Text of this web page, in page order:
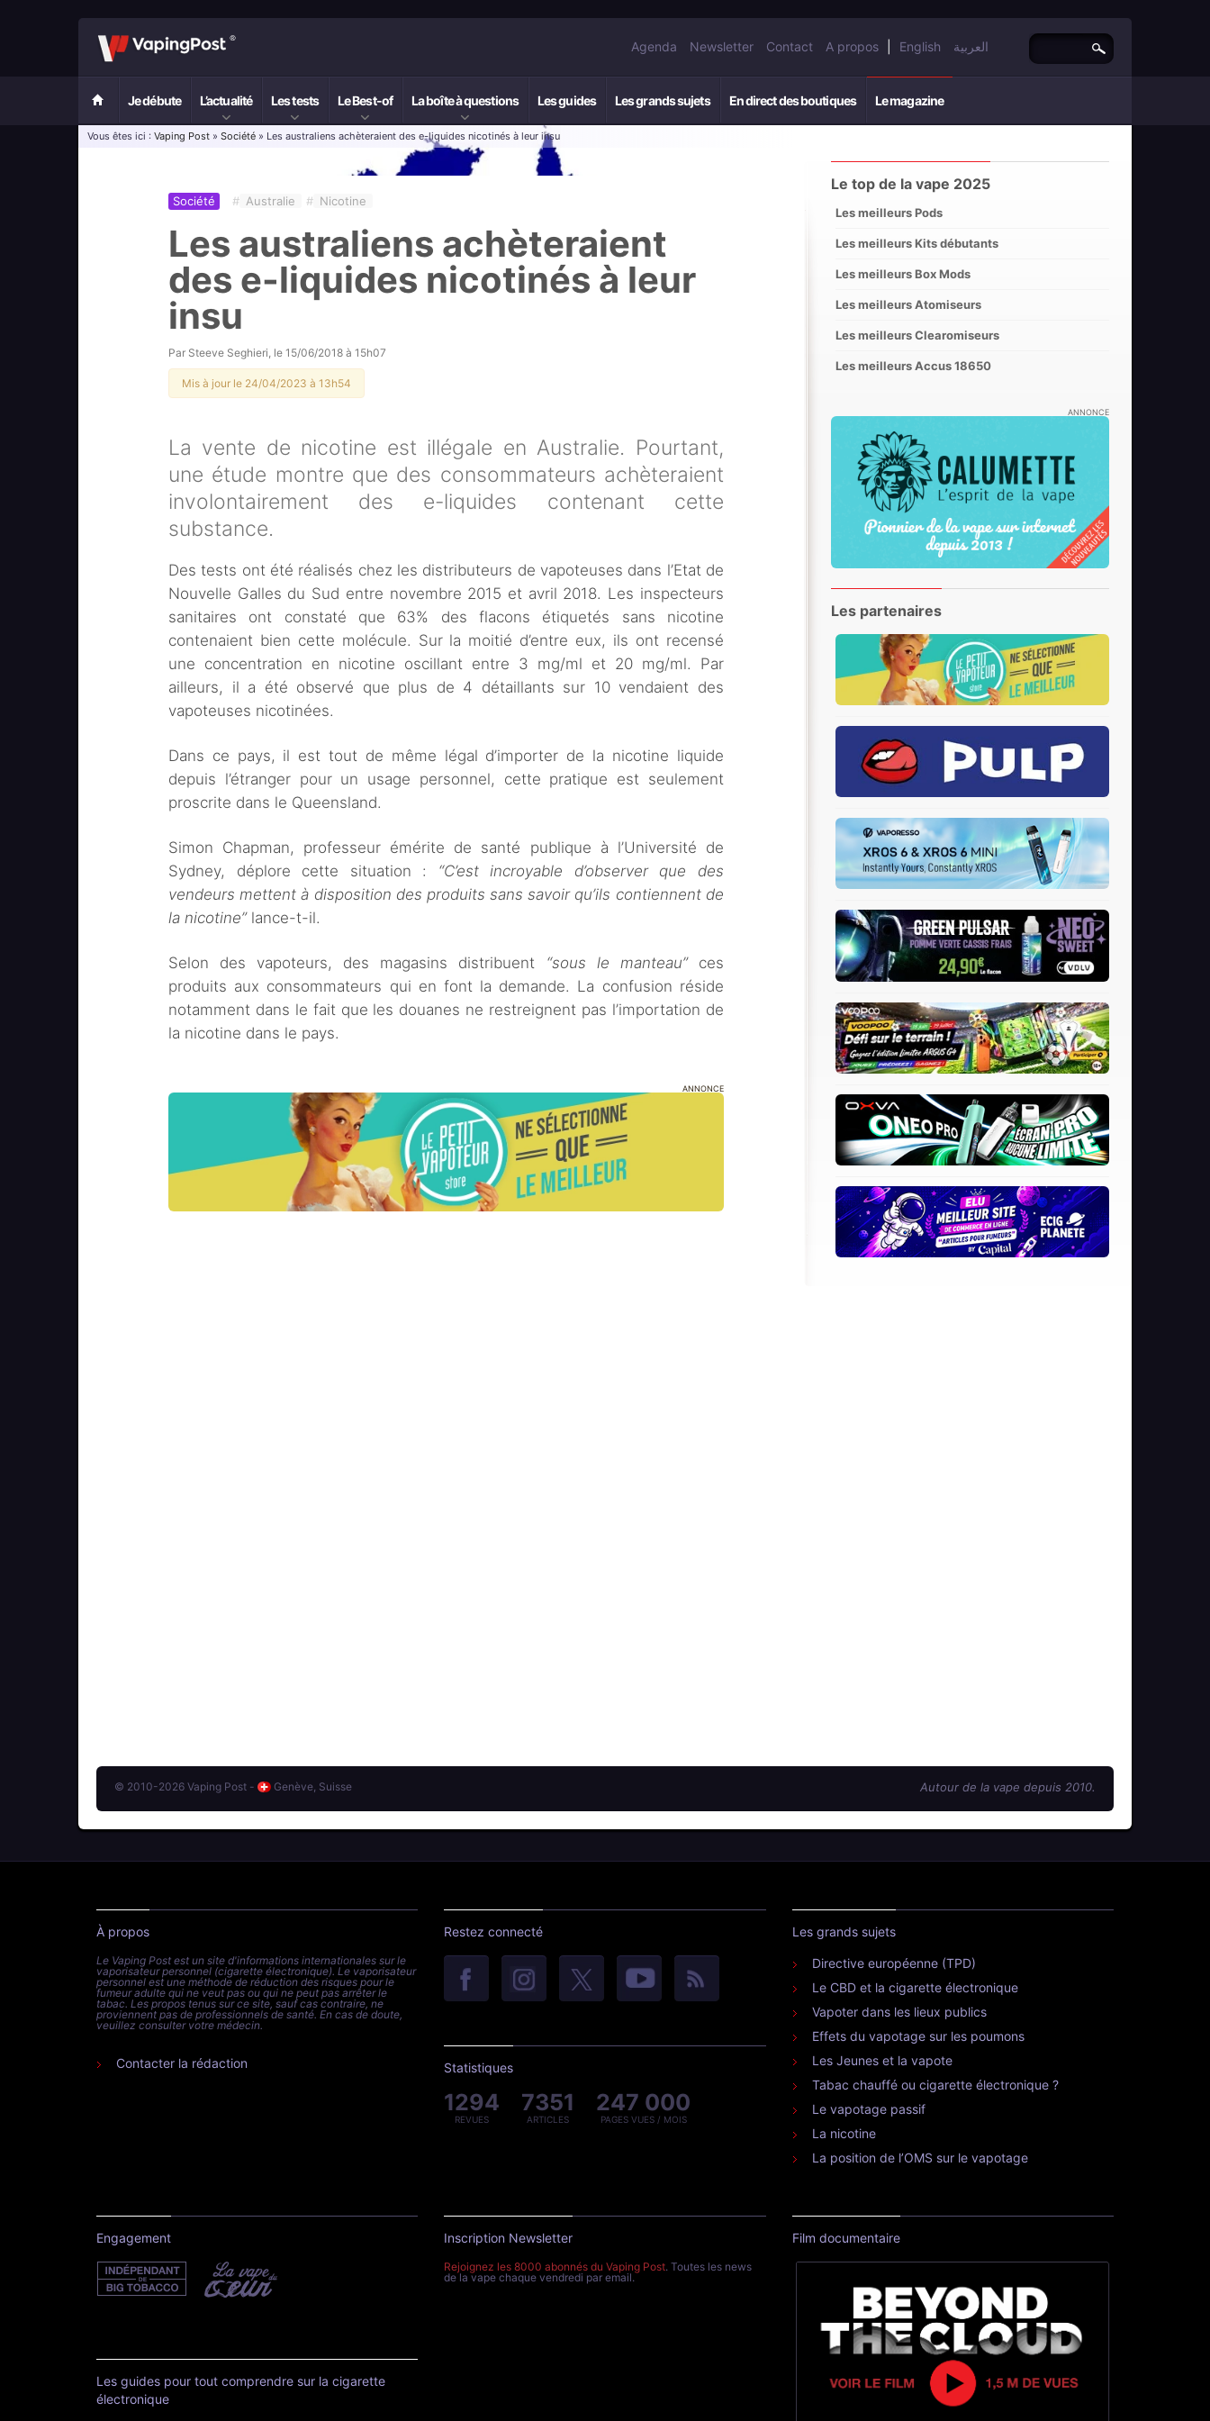
Agenda Newsletter Contact A propos English العربية
Je débute L’actualité Les tests Le Best-of La boîte à questions Les guides Les grands sujets En direct des boutiques Le magazine
Vous êtes ici : Vaping Post » Société » Les australiens achèteraient des e-liquides nicotinés à leur insu
Société # Australie # Nicotine
Les australiens achèteraient
des e-liquides nicotinés à leur
insu
Par Steeve Seghieri, le 15/06/2018 à 15h07
Mis à jour le 24/04/2023 à 13h54
La vente de nicotine est illégale en Australie. Pourtant,
une étude montre que des consommateurs achèteraient
involontairement des e-liquides contenant cette
substance.
Des tests ont été réalisés chez les distributeurs de vapoteuses dans l’Etat de
Nouvelle Galles du Sud entre novembre 2015 et avril 2018. Les inspecteurs
sanitaires ont constaté que 63% des flacons étiquetés sans nicotine
contenaient bien cette molécule. Sur la moitié d’entre eux, ils ont recensé
une concentration en nicotine oscillant entre 3 mg/ml et 20 mg/ml. Par
ailleurs, il a été observé que plus de 4 détaillants sur 10 vendaient des
vapoteuses nicotinées.
Dans ce pays, il est tout de même légal d’importer de la nicotine liquide
depuis l’étranger pour un usage personnel, cette pratique est seulement
proscrite dans le Queensland.
Simon Chapman, professeur émérite de santé publique à l’Université de
Sydney, déplore cette situation : “C’est incroyable d’observer que des
vendeurs mettent à disposition des produits sans savoir qu’ils contiennent de
la nicotine”lance-t-il.
Selon des vapoteurs, des magasins distribuent “sous le manteau”ces
produits aux consommateurs qui en font la demande. La confusion réside
notamment dans le fait que les douanes ne restreignent pas l’importation de
la nicotine dans le pays.
ANNONCE
Le top de la vape 2025
Les meilleurs Pods
Les meilleurs Kits débutants
Les meilleurs Box Mods
Les meilleurs Atomiseurs
Les meilleurs Clearomiseurs
Les meilleurs Accus 18650
ANNONCE
Les partenaires
© 2010-2026 Vaping Post - Genève, Suisse Autour de la vape depuis 2010.
À propos
Le Vaping Post est un site d'informations internationales sur le
vaporisateur personnel (cigarette électronique). Le vaporisateur
personnel est une méthode de réduction des risques pour le
fumeur adulte qui ne veut pas ou qui ne peut pas arrêter le
tabac. Les propos tenus sur ce site, sauf cas contraire, ne
proviennent pas de professionnels de santé. En cas de doute,
veuillez consulter votre médecin.
Contacter la rédaction
Restez connecté
Statistiques
1294
REVUES
7351
ARTICLES
247 000
PAGES VUES / MOIS
Les grands sujets
Directive européenne (TPD)
Le CBD et la cigarette électronique
Vapoter dans les lieux publics
Effets du vapotage sur les poumons
Les Jeunes et la vapote
Tabac chauffé ou cigarette électronique ?
Le vapotage passif
La nicotine
La position de l’OMS sur le vapotage
Engagement
Les guides pour tout comprendre sur la cigarette
électronique
Inscription Newsletter
Rejoignez les 8000 abonnés du Vaping Post. Toutes les news
de la vape chaque vendredi par email.
Film documentaire